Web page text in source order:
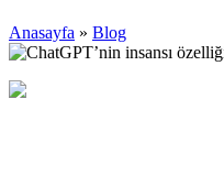
Anasayfa » Blog